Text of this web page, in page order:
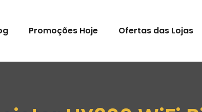
Promoções Hoje Ofertas das Lojas